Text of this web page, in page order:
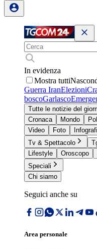
In evidenza
Mostra tutti
Guerra IranElezioni
boscoGarlasco
Tutte le notizie del
Cronaca
Mondo
Video
Foto
Tv & Spettacolo
Lifestyle
Oroscopo
Speciali
Chi siamo
Seguici anche su
Area personale